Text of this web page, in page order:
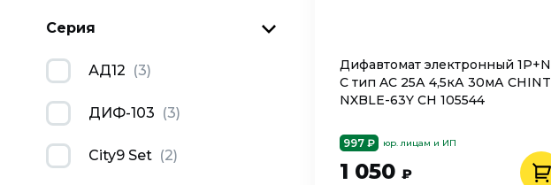
Серия
АД12 (3)
ДИФ-103 (3)
City9 Set (2)
Дифавтомат электронный 1P+N
C тип AC 25А 4,5кА 30мА CHINT
NXBLE-63Y CH 105544
997 ₽ юр. лицам и ИП
1 050 ₽